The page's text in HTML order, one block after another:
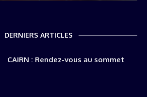
DERNIERS ARTICLES
CAIRN : Rendez-vous au sommet